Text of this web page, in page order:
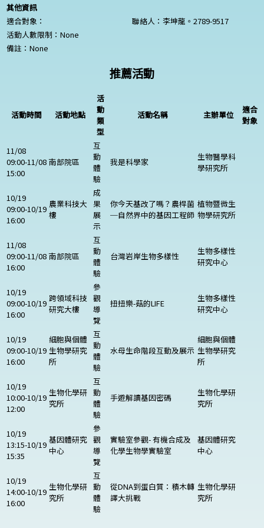
其他資訊
適合對象：
聯絡人：李坤龍。2789-9517
活動人數限制： None
備註： None
推薦活動
活動時間 活動地點
活
動
類
型
活動名稱 主辦單位
適合
對象
11/08
09:00-11/08
15:00
南部院區
互
動
體
驗
我是科學家
生物醫學科
學研究所
10/19
09:00-10/19
16:00
農業科技大
樓
成
果
展
示
你今天基改了嗎？農桿菌
─自然界中的基因工程師
植物暨微生
物學研究所
11/08
09:00-11/08
16:00
南部院區
互
動
體
驗
台灣岩岸生物多樣性
生物多樣性
研究中心
10/19
09:00-10/19
16:00
跨領域科技
研究大樓
參
觀
導
覽
扭扭樂-菇的LIFE
生物多樣性
研究中心
10/19
09:00-10/19
16:00
細胞與個體
生物學研究
所
互
動
體
驗
水母生命階段互動及展示
細胞與個體
生物學研究
所
10/19
10:00-10/19
12:00
生物化學研
究所
互
動
體
驗
手遊解讀基因密碼
生物化學研
究所
10/19
13:15-10/19
15:35
基因體研究
中心
參
觀
導
覽
實驗室參觀- 有機合成及
化學生物學實驗室
基因體研究
中心
10/19
14:00-10/19
16:00
生物化學研
究所
互
動
體
驗
從DNA到蛋白質：積木轉
譯大挑戰
生物化學研
究所